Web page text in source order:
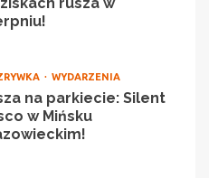
WYDARZENIA
na parkiecie: Silent
w Mińsku